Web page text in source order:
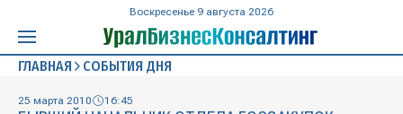
Воскресенье 9 августа 2026
ГЛАВНАЯ СОБЫТИЯ ДНЯ
25 марта 2010 16:45